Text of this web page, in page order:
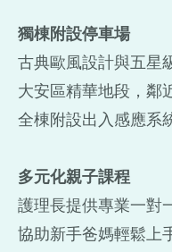
獨棟附設停車場
古典歐風設計與五星
大安區精華地段，鄰
全棟附設出入感應系
多元化親子課程
護理長提供專業一對
協助新手爸媽輕鬆上